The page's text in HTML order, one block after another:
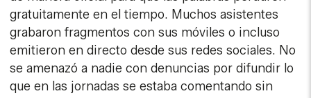
gratuitamente en el tiempo. Muchos asistentes
grabaron fragmentos con sus móviles o incluso
emitieron en directo desde sus redes sociales. No
se amenazó a nadie con denuncias por difundir lo
que en las jornadas se estaba comentando sin